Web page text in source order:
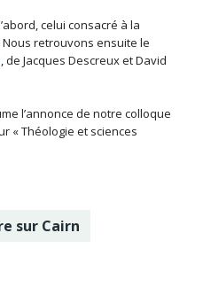
celui consacré à la
Nous retrouvons ensuite le
, de Jacques Descreux et David
l’annonce de notre colloque
« Théologie et sciences
sur Cairn